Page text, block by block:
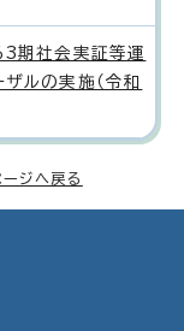
3期社会実証等運
ルの実施（令和
ージへ戻る